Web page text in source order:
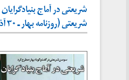
شریعتی در آماج
شریعتی (روزنامه بهار ـ ۳۰ آذر ۱۳۹۴)